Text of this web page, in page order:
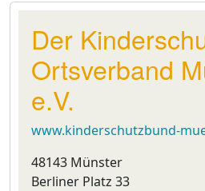
Der
Ortsverband
e.V.
www.kinderschutzbund-
48143 Münster
Berliner Platz 33